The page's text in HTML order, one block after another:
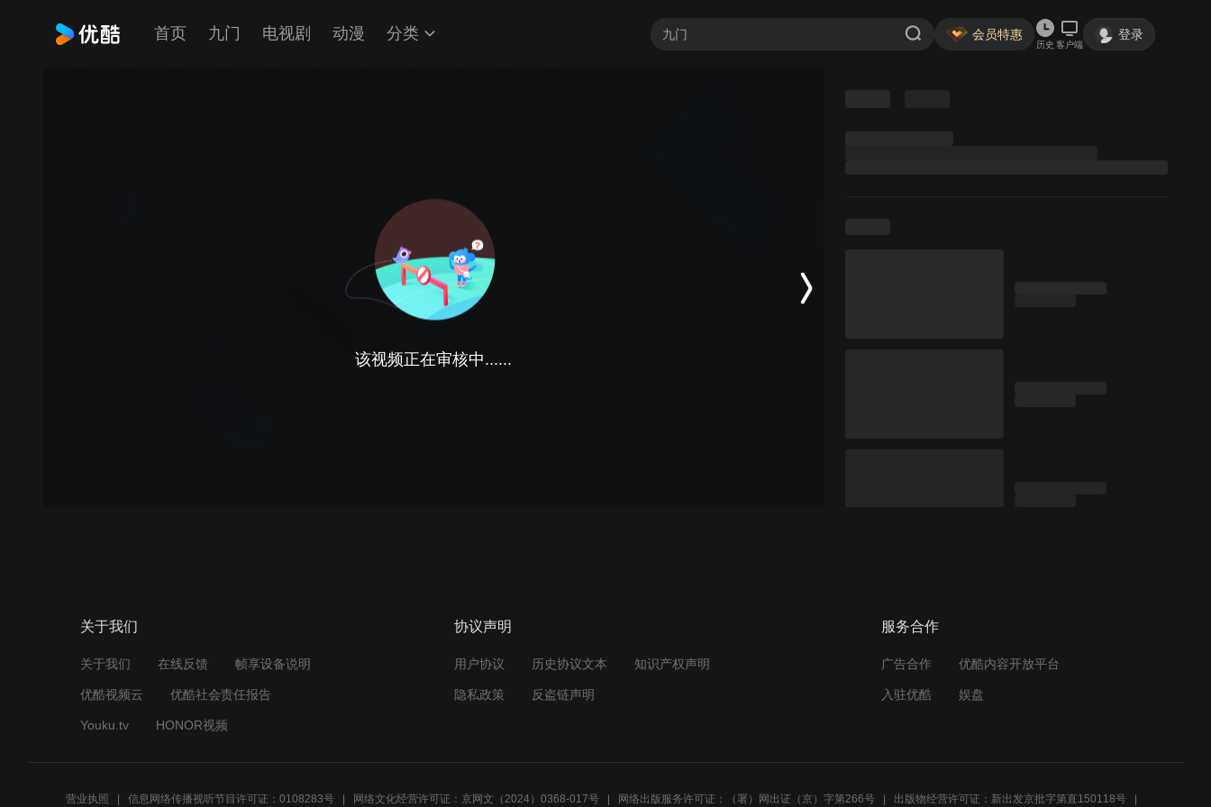
首页 九门 电视剧 动漫 分类 会员特惠
历史 客户端
登录
该视频正在审核中......
关于我们
关于我们 在线反馈 帧享设备说明
优酷视频云 优酷社会责任报告
Youku.tv HONOR视频
协议声明
用户协议 历史协议文本 知识产权声明
隐私政策 反盗链声明
服务合作
广告合作 优酷内容开放平台
入驻优酷 娱盘
营业执照 信息网络传播视听节目许可证：0108283号 网络文化经营许可证：京网文（2024）0368-017号 网络出版服务许可证：（署）网出证（京）字第266号 出版物经营许可证：新出发京批字第直150118号